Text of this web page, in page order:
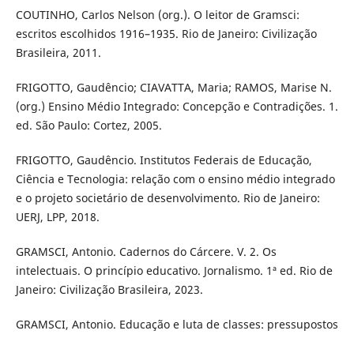
COUTINHO, Carlos Nelson (org.). O leitor de Gramsci:
escritos escolhidos 1916–1935. Rio de Janeiro: Civilização
Brasileira, 2011.
FRIGOTTO, Gaudêncio; CIAVATTA, Maria; RAMOS, Marise N.
(org.) Ensino Médio Integrado: Concepção e Contradições. 1.
ed. São Paulo: Cortez, 2005.
FRIGOTTO, Gaudêncio. Institutos Federais de Educação,
Ciência e Tecnologia: relação com o ensino médio integrado
e o projeto societário de desenvolvimento. Rio de Janeiro:
UERJ, LPP, 2018.
GRAMSCI, Antonio. Cadernos do Cárcere. V. 2. Os
intelectuais. O princípio educativo. Jornalismo. 1ª ed. Rio de
Janeiro: Civilização Brasileira, 2023.
GRAMSCI, Antonio. Educação e luta de classes: pressupostos